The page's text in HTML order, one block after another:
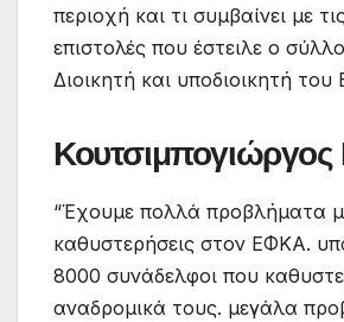
περιοχή και τι συμβαίνει με
επιστολές που έστειλε ο
Διοικητή και υποδιοικητή
Κουτσιμπογιώργος
“Έχουμε πολλά προβλήματα
καθυστερήσεις στον ΕΦΚΑ.
8000 συνάδελφοι που
αναδρομικά τους. μεγάλα